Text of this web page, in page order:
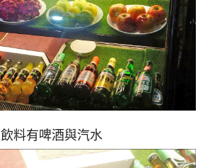
飲料有啤酒與汽水